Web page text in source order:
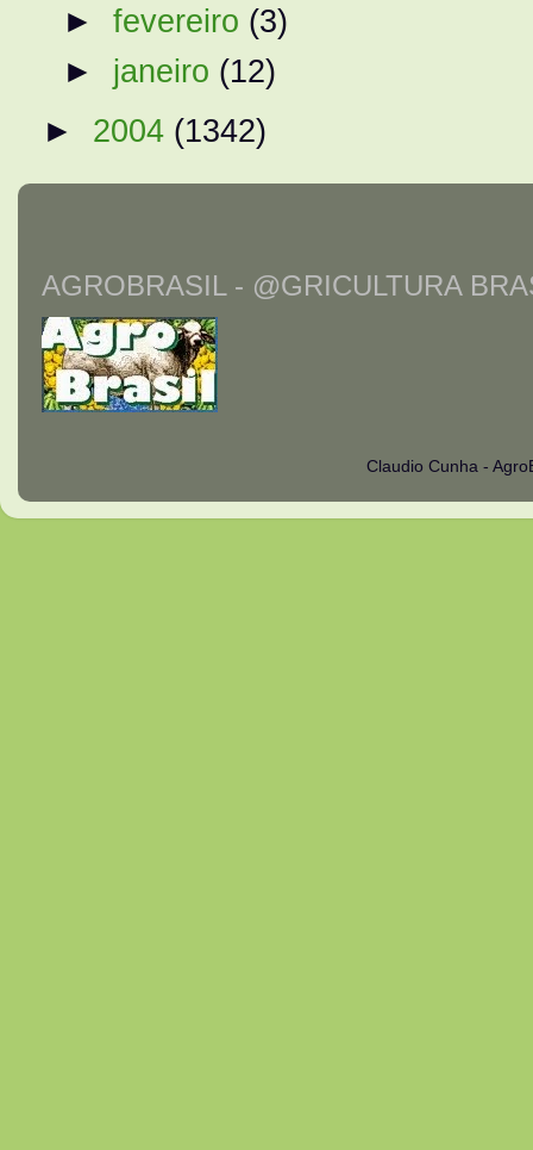
►fevereiro (3)
► janeiro (12)
► 2004 (1342)
AGROBRASIL - @GRICULTURA
Claudio Cunha -